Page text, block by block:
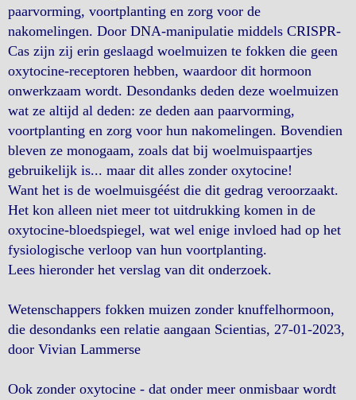
paarvorming, voortplanting en zorg voor de
nakomelingen. Door DNA-manipulatie middels CRISPR-
Cas zijn zij erin geslaagd woelmuizen te fokken die geen
oxytocine-receptoren hebben, waardoor dit hormoon
onwerkzaam wordt. Desondanks deden deze woelmuizen
wat ze altijd al deden: ze deden aan paarvorming,
voortplanting en zorg voor hun nakomelingen. Bovendien
bleven ze monogaam, zoals dat bij woelmuispaartjes
gebruikelijk is... maar dit alles zonder oxytocine!
Want het is de woelmuisgéést die dit gedrag veroorzaakt.
Het kon alleen niet meer tot uitdrukking komen in de
oxytocine-bloedspiegel, wat wel enige invloed had op het
fysiologische verloop van hun voortplanting.
Lees hieronder het verslag van dit onderzoek.
Wetenschappers fokken muizen zonder knuffelhormoon,
die desondanks een relatie aangaan Scientias, 27-01-2023,
door Vivian Lammerse
Ook zonder oxytocine - dat onder meer onmisbaar wordt